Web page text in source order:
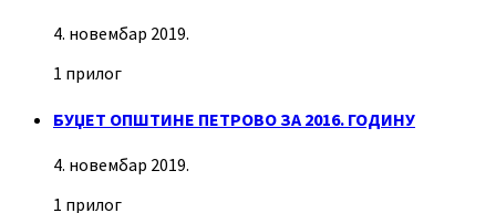
4. новембар 2019.
1 прилог
БУЏЕТ ОПШТИНЕ ПЕТРОВО ЗА 2016. ГОДИНУ
4. новембар 2019.
1 прилог